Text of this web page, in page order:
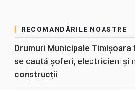
RECOMANDĂRILE NOASTRE
Drumuri Municipale Timișoara
se caută șoferi, electricieni și
construcții